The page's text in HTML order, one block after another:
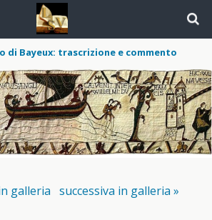
di Bayeux: trascrizione e commento
galleria successiva in galleria »